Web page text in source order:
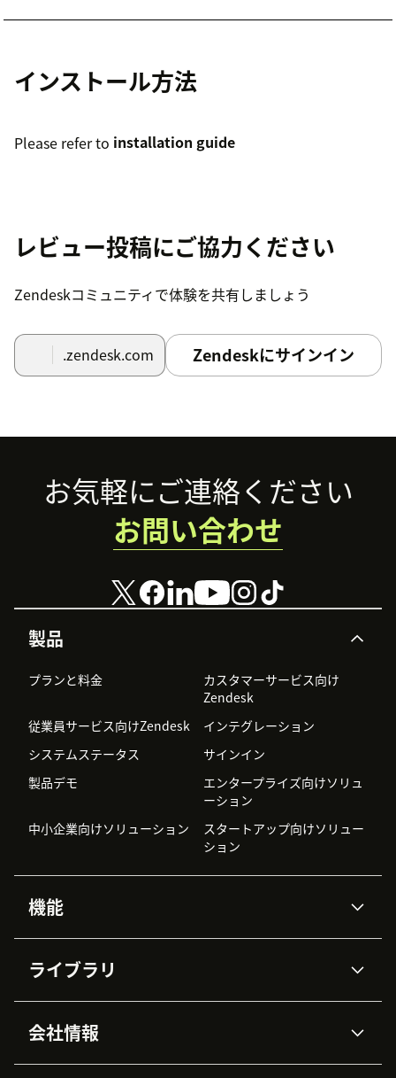
インストール方法
Please refer to installation guide
レビュー投稿にご協力ください
Zendeskコミュニティで体験を共有しましょう
.zendesk.com Zendeskにサインイン
Footer
製品
プランと料金
カスタマーサービス向け
Zendesk
従業員サービス向けZendesk
インテグレーション
システムステータス
サインイン
製品デモ
エンタープライズ向けソリュ
ーション
中小企業向けソリューション
スタートアップ向けソリュー
ション
機能
Zendesk AI
高度なデータプライバシーと
データ保護
ナレッジベース
ライブラリ
APIと開発者向け情報
AI研究
イベント情報
会社情報
お気軽にご連絡ください
お問い合わせ